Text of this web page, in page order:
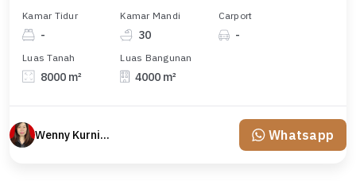
Kamar Tidur
-
Kamar Mandi
30
Carport
-
Luas Tanah
8000 m²
Luas Bangunan
4000 m²
Wenny Kurniawati Whatsapp